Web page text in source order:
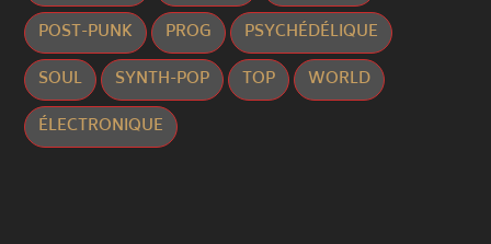
POST-PUNK
PROG
PSYCHÉDÉLIQUE
SOUL
SYNTH-POP TOP
WORLD
ÉLECTRONIQUE